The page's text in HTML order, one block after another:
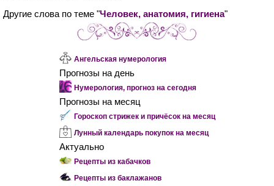
Другие слова по теме "Человек, анатомия, гигиена"
Ангельская нумерология
Прогнозы на день
Нумерология, прогноз на сегодня
Прогнозы на месяц
Гороскоп стрижек и причёсок на месяц
Лунный календарь покупок на месяц
Актуально
Рецепты из кабачков
Рецепты из баклажанов